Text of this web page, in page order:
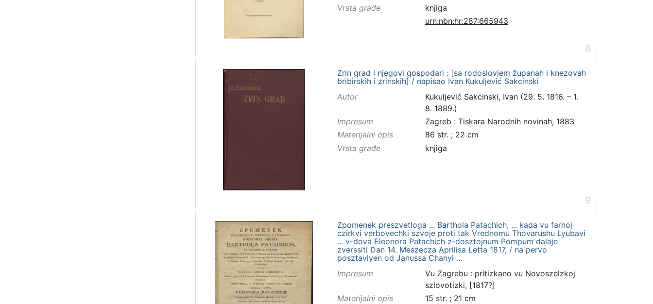
Vrsta građe
knjiga
urn:nbn:hr:287:665943
8
Zrin grad i njegovi gospodari : [sa rodoslovjem županah i knezovah
bribirskih i zrinskih] / napisao Ivan Kukuljević Sakcinski
Autor
Kukuljević Sakcinski, Ivan (29. 5. 1816. – 1.
8. 1889.)
Impresum
Zagreb : Tiskara Narodnih novinah, 1883
Materijalni opis
86 str. ; 22 cm
Vrsta građe
knjiga
9
Zpomenek preszvetloga ... Barthola Patachich, ... kada vu farnoj
czirkvi verbovechki szvoje proti tak Vrednomu Thovarushu Lyubavi
... v-dova Eleonora Patachich z-dosztojnum Pompum dalaje
zverssiti Dan 14. Meszecza Aprilisa Letta 1817, / na pervo
posztavlyen od Janussa Chanyi ...
Impresum
Vu Zagrebu : pritizkano vu Novoszelzkoj
szlovotizki, [1817?]
Materijalni opis
15 str. ; 21 cm